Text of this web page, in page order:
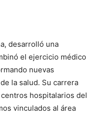
desarrolló una
el ejercicio médico
nuevas
la salud. Su carrera
hospitalarios del
vinculados al área